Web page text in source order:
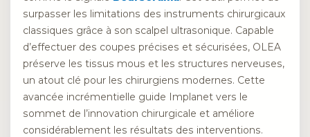
surpasser les limitations des instruments chirurgicaux
classiques grâce à son scalpel ultrasonique. Capable
d’effectuer des coupes précises et sécurisées, OLEA
préserve les tissus mous et les structures nerveuses,
un atout clé pour les chirurgiens modernes. Cette
avancée incrémentielle guide Implanet vers le
sommet de l’innovation chirurgicale et améliore
considérablement les résultats des interventions.